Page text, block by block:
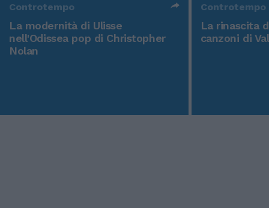
Controtempo
La modernità di Ulisse
nell'Odissea pop di Christopher
Nolan
Controtempo
La rinascita
canzoni di